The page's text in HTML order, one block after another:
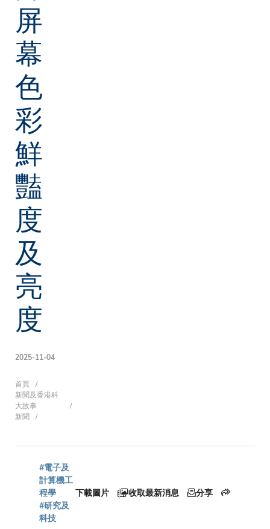
屏
幕
色
彩
鮮
豔
度
及
亮
度
2025-11-04
導
航
連
首頁
新聞及香港科
大故事
新聞
#電子及
計算機工
程學
#研究及
科技
下載圖片 收取最新消息 分享